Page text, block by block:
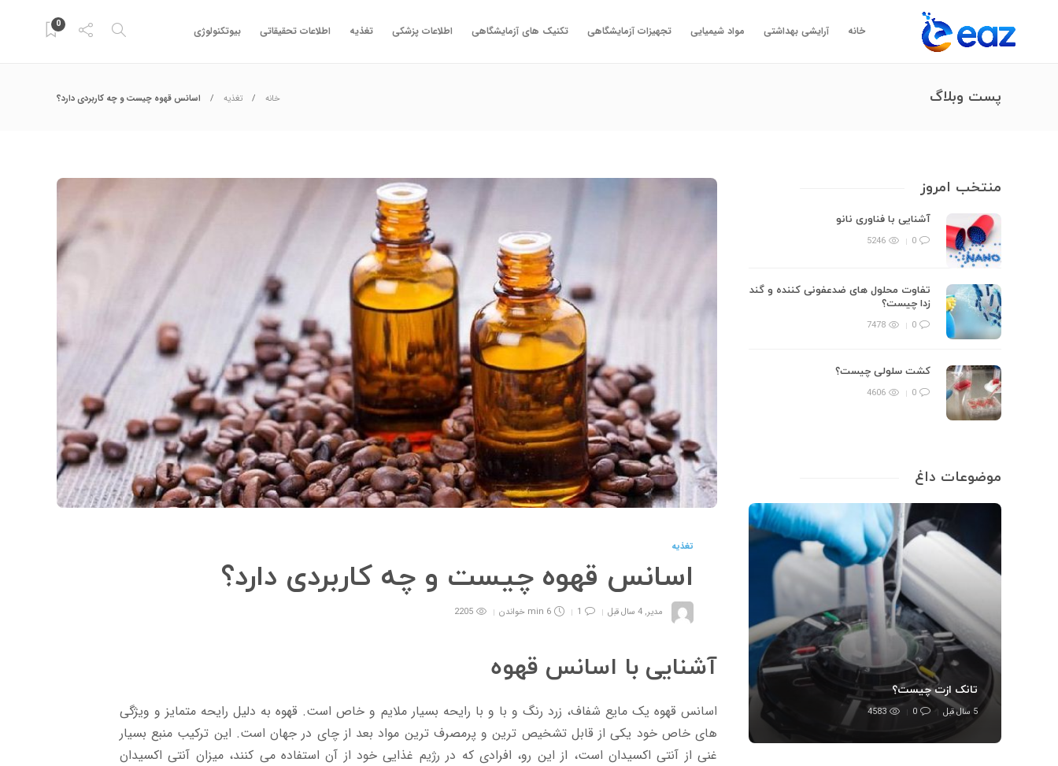
خانه آرایشی بهداشتی مواد شیمیایی تجهیزات آزمایشگاهی تکنیک های آزمایشگاهی اطلاعات پزشکی تغذیه اطلاعات تحقیقاتی بیوتکنولوژی 0
پست وبلاگ خانه تغذیه اسانس قهوه چیست و چه کاربردی دارد؟
تغذیه
اسانس قهوه چیست و چه کاربردی دارد؟
مدیر,4 سال قبل 1
6 min خواندن 2205
آشنایی با اسانس قهوه
اسانس قهوه یک مایع شفاف، زرد رنگ و با و با رایحه بسیار ملایم و خاص است. قهوه به دلیل رایحه متمایز و ویژگی
های خاص خود یکی از قابل تشخیص ترین و پرمصرف ترین مواد بعد از چای در جهان است. این ترکیب منبع بسیار
غنی از آنتی اکسیدان است، از این رو، افرادی که در رژیم غذایی خود از آن استفاده می کنند، میزان آنتی اکسیدان
منتخب امروز
آشنایی با فناوری نانو
0
5246
تفاوت محلول های ضدعفونی کننده و گند
زدا چیست؟
0
7478
کشت سلولی چیست؟
0
4606
موضوعات داغ
تانک ازت چیست؟
5 سال قبل 0
4583